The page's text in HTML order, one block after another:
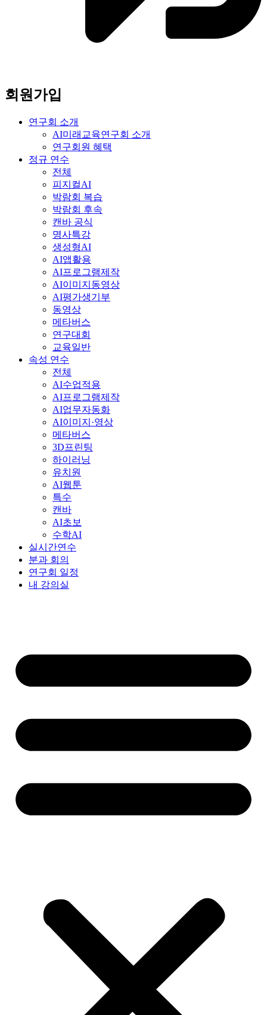
회원가입
연구회 소개
AI미래교육연구회 소개
연구회원 혜택
정규 연수
전체
피지컬AI
박람회 복습
박람회 후속
캔바 공식
명사특강
생성형AI
AI앱활용
AI프로그램제작
AI이미지동영상
AI평가생기부
동영상
메타버스
연구대회
교육일반
속성 연수
전체
AI수업적용
AI프로그램제작
AI업무자동화
AI이미지·영상
메타버스
3D프린팅
하이러닝
유치원
AI웹툰
특수
캔바
AI초보
수학AI
실시간연수
분과 회의
연구회 일정
내 강의실